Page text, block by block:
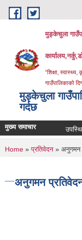
Skip to main content
मुड्केचुला
“शिक्षा, स्वास्थ्य,
गाउँपालिकाको
मुड्केचुला
गर्दछ
मुख्य समाचार उपस्थिति
You are
Home » प्रतिवेदन » अनुगमन
अनुगमन